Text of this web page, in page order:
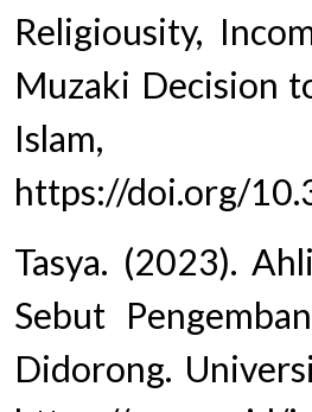
Religiousity,
Muzaki Decision
Islam,
https://doi.org/
Tasya. (2023).
Sebut
Didorong.